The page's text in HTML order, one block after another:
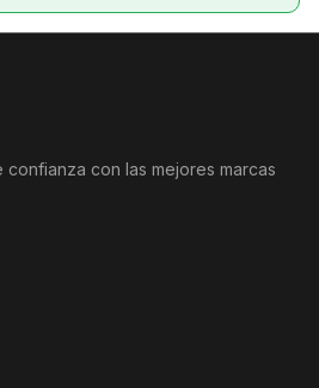
con las mejores marcas